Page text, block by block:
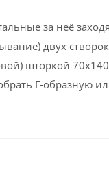
за неё
двух
шторкой
Г-образную